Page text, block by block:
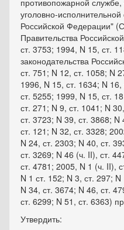
противопожарной
уголовно-
Российской Федерации"
Правительства
ст. 3753; 1994, N 15, ст.
законодательства
ст. 751; N 12, ст. 1058; N
1996, N 15, ст. 1634; N
ст. 5255; 1999, N 15, ст.
ст. 271; N 9, ст. 1041; N
ст. 3723; N 39, ст. 3868;
ст. 121; N 32, ст. 3328;
N 24, ст. 2303; N 40, ст.
ст. 3269; N 46 (ч. II), ст.
ст. 4781; 2005, N 1 (ч. II),
N 1 ст. 152; N 3, ст. 297;
N 34, ст. 3674; N 46, ст.
ст. 6299; N 51, ст. 6363)
Утвердить: